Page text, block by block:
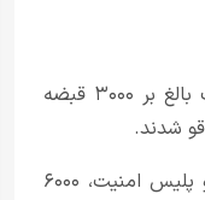
رادان: نیروهای امنیتی موفق به کشف بالغ بر ۳۰۰۰ قبضه
شدند.
با تلاش اطلاعاتی سازمان اطلاعات و پلیس امنیت، ۶۰۰۰